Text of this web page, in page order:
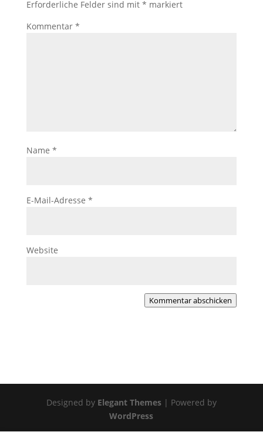
Erforderliche Felder sind mit * markiert
Kommentar *
Name *
E-Mail-Adresse *
Website
Kommentar abschicken
Designed by Elegant Themes| Powered by
WordPress